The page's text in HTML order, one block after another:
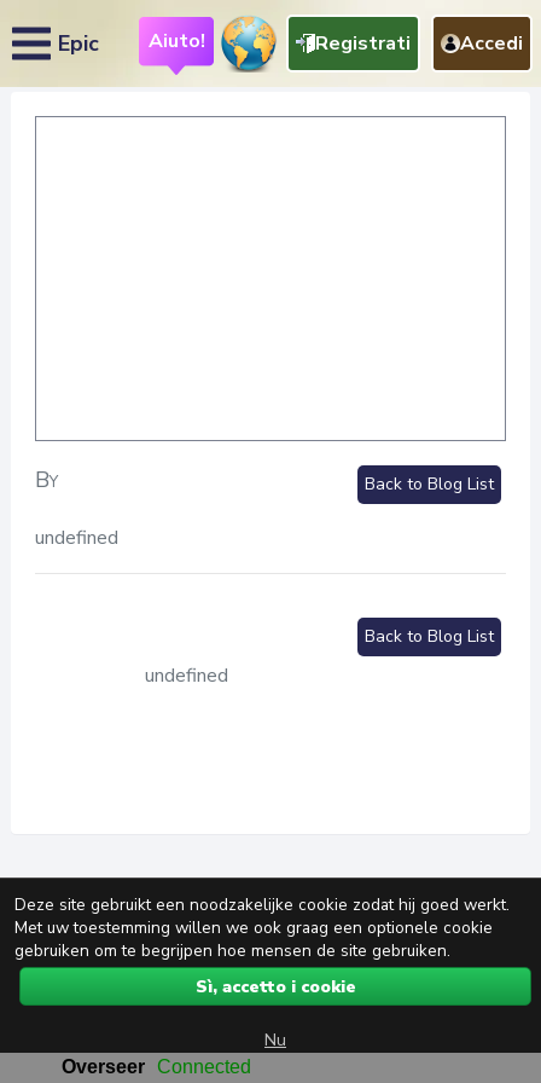
Epic Aiuto! Registrati Accedi
By Back to Blog List
undefined
Back to Blog List
undefined
Deze site gebruikt een noodzakelijke cookie zodat hij goed werkt.
Met uw toestemming willen we ook graag een optionele cookie
gebruiken om te begrijpen hoe mensen de site gebruiken.
Sì, accetto i cookie
Nu